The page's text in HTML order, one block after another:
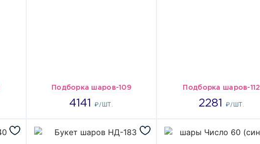
Подборка шаров-109
4141₽/ШТ.
4141 Подборка шаров-112
2281₽/ШТ.
2281